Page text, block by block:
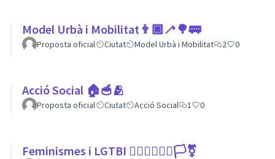
Model Urbà i Mobilitat👨🏿‍🦯🌳🚃
Proposta oficial Ciutat Model Urbà i Mobilitat 2 0
Acció Social 🏠🥣🫂
Proposta oficial Ciutat Acció Social 1 0
Feminismes i LGTBI 💁🏽‍♀👩‍❤️‍👩🏳️‍⚧️